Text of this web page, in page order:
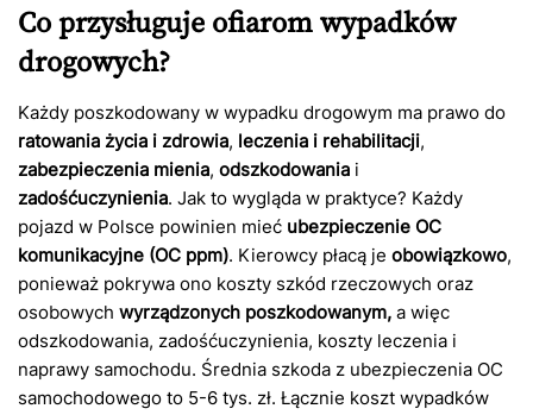
Co przysługuje ofiarom wypadków
drogowych?
Każdy poszkodowany w wypadku drogowym ma prawo do
ratowania życia i zdrowia, leczenia i rehabilitacji,
zabezpieczenia mienia, odszkodowania i
zadośćuczynienia. Jak to wygląda w praktyce? Każdy
pojazd w Polsce powinien mieć ubezpieczenie OC
komunikacyjne (OC ppm). Kierowcy płacą je obowiązkowo,
ponieważ pokrywa ono koszty szkód rzeczowych oraz
osobowych wyrządzonych poszkodowanym, a więc
odszkodowania, zadośćuczynienia, koszty leczenia i
naprawy samochodu. Średnia szkoda z ubezpieczenia OC
samochodowego to 5-6 tys. zł. Łącznie koszt wypadków